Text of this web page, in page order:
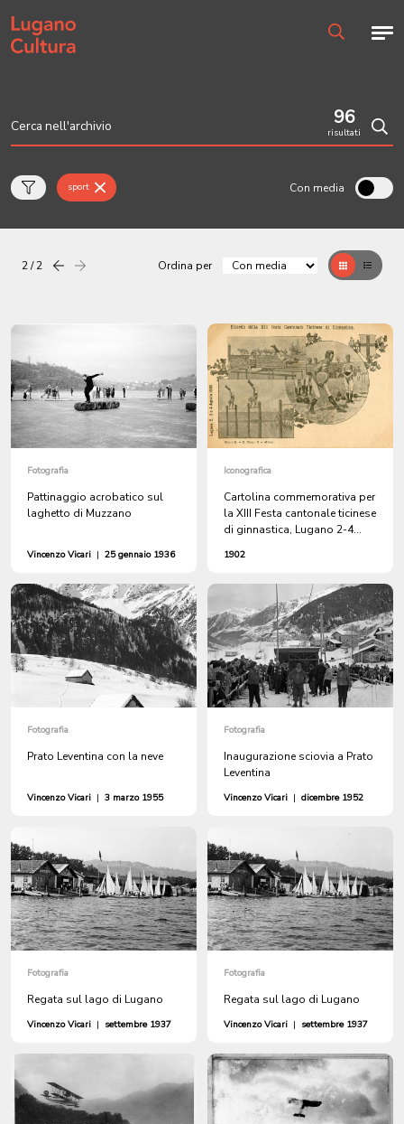
Home page
96
risultati
sport Con media
2 / 2 Precedentesuccessiva Ordina per GrigliaTable
Fotografia
Pattinaggio acrobatico sul
laghetto di Muzzano
Vincenzo Vicari | 25 gennaio 1936
Iconografica
Cartolina commemorativa per
la XIII Festa cantonale ticinese
di ginnastica, Lugano 2-4
1902
Fotografia
Prato Leventina con la neve
Vincenzo Vicari | 3 marzo 1955
Fotografia
Inaugurazione sciovia a Prato
Leventina
Vincenzo Vicari | dicembre 1952
Fotografia
Regata sul lago di Lugano
Vincenzo Vicari | settembre 1937
Fotografia
Regata sul lago di Lugano
Vincenzo Vicari | settembre 1937